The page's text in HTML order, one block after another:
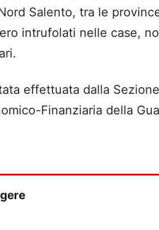
Salento, tra le
intrufolati nelle case,
effettuata dalla
Finanziaria della